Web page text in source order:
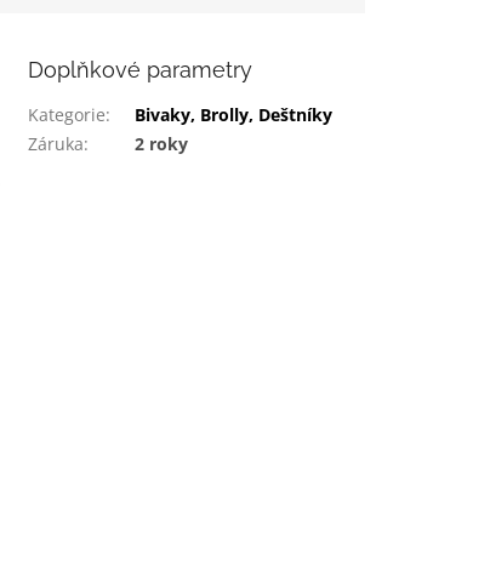
Doplňkové parametry
Kategorie:
Bivaky, Brolly, Deštníky
Záruka: 2 roky